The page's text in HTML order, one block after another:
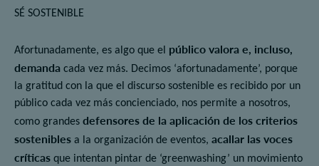
SÉ SOSTENIBLE
Afortunadamente, es algo que el público valora e, incluso,
demanda cada vez más. Decimos ‘afortunadamente’, porque
la gratitud con la que el discurso sostenible es recibido por un
público cada vez más concienciado, nos permite a nosotros,
como grandes defensores de la aplicación de los criterios
sostenibles a la organización de eventos, acallar las voces
críticas que intentan pintar de ‘greenwashing’ un movimiento